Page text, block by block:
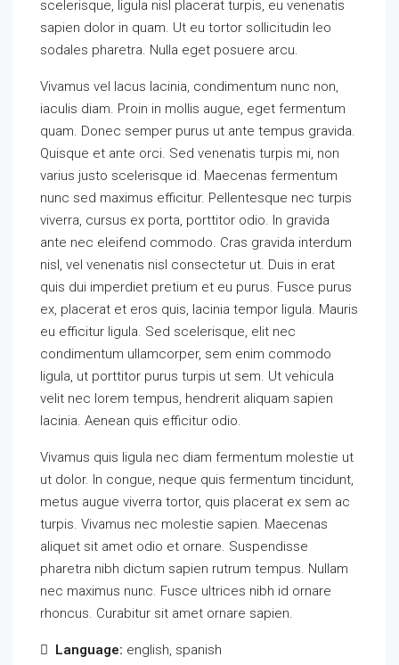
scelerisque, ligula nisl placerat turpis, eu venenatis
sapien dolor in quam. Ut eu tortor sollicitudin leo
sodales pharetra. Nulla eget posuere arcu.
Vivamus vel lacus lacinia, condimentum nunc non,
iaculis diam. Proin in mollis augue, eget fermentum
quam. Donec semper purus ut ante tempus gravida.
Quisque et ante orci. Sed venenatis turpis mi, non
varius justo scelerisque id. Maecenas fermentum
nunc sed maximus efficitur. Pellentesque nec turpis
viverra, cursus ex porta, porttitor odio. In gravida
ante nec eleifend commodo. Cras gravida interdum
nisl, vel venenatis nisl consectetur ut. Duis in erat
quis dui imperdiet pretium et eu purus. Fusce purus
ex, placerat et eros quis, lacinia tempor ligula. Mauris
eu efficitur ligula. Sed scelerisque, elit nec
condimentum ullamcorper, sem enim commodo
ligula, ut porttitor purus turpis ut sem. Ut vehicula
velit nec lorem tempus, hendrerit aliquam sapien
lacinia. Aenean quis efficitur odio.
Vivamus quis ligula nec diam fermentum molestie ut
ut dolor. In congue, neque quis fermentum tincidunt,
metus augue viverra tortor, quis placerat ex sem ac
turpis. Vivamus nec molestie sapien. Maecenas
aliquet sit amet odio et ornare. Suspendisse
pharetra nibh dictum sapien rutrum tempus. Nullam
nec maximus nunc. Fusce ultrices nibh id ornare
rhoncus. Curabitur sit amet ornare sapien.
Language: english, spanish